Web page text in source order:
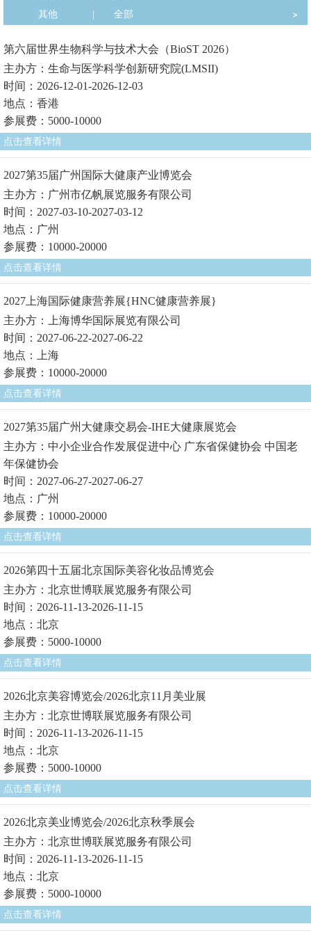
其他
全部
第六届世界生物科学与技术大会（BioST 2026）
主办方：生命与医学科学创新研究院(LMSII)
时间：2026-12-01-2026-12-03
地点：香港
参展费：5000-10000
点击查看详情
2027第35届广州国际大健康产业博览会
主办方：广州市亿帆展览服务有限公司
时间：2027-03-10-2027-03-12
地点：广州
参展费：10000-20000
点击查看详情
2027上海国际健康营养展{HNC健康营养展}
主办方：上海博华国际展览有限公司
时间：2027-06-22-2027-06-22
地点：上海
参展费：10000-20000
点击查看详情
2027第35届广州大健康交易会-IHE大健康展览会
主办方：中小企业合作发展促进中心 广东省保健协会 中国老
年保健协会
时间：2027-06-27-2027-06-27
地点：广州
参展费：10000-20000
点击查看详情
2026第四十五届北京国际美容化妆品博览会
主办方：北京世博联展览服务有限公司
时间：2026-11-13-2026-11-15
地点：北京
参展费：5000-10000
点击查看详情
2026北京美容博览会/2026北京11月美业展
主办方：北京世博联展览服务有限公司
时间：2026-11-13-2026-11-15
地点：北京
参展费：5000-10000
点击查看详情
2026北京美业博览会/2026北京秋季展会
主办方：北京世博联展览服务有限公司
时间：2026-11-13-2026-11-15
地点：北京
参展费：5000-10000
点击查看详情